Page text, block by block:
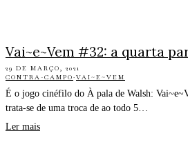
Vai~e~Vem #32: a quarta
29 DE MARÇO, 2021
CONTRA-CAMPO·VAI~E~VEM
É o jogo cinéfilo do À pala de Walsh:
trata-se de uma troca de ao todo 5…
Ler mais